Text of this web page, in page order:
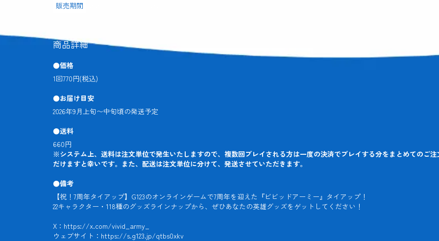
販売期間
商品詳細
●価格
1回770円(税込)
●お届け目安
2026年9月上旬〜中旬頃の発送予定
●送料
※システム上、送料は注文単位で発生いたしますので、複数回プレイされる方は一度の決済でプレイする分をまとめてのご注
だけますと幸いです。また、配送は注文単位に分けて、発送させていただきます。
●備考
【祝！7周年タイアップ】G123のオンラインゲームで7周年を迎えた『ビビッドアーミー』タイアップ！
22キャラクター・118種のグッズラインナップから、ぜひあなたの英雄グッズをゲットしてください！
X：https://x.com/vivid_army_
ウェブサイト：https://s.g123.jp/qtbs0xkv